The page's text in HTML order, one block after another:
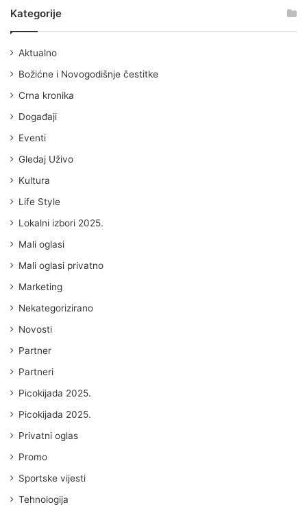
Kategorije
Aktualno
Božićne i Novogodišnje čestitke
Crna kronika
Događaji
Eventi
Gledaj Uživo
Kultura
Life Style
Lokalni izbori 2025.
Mali oglasi
Mali oglasi privatno
Marketing
Nekategorizirano
Novosti
Partner
Partneri
Picokijada 2025.
Picokijada 2025.
Privatni oglas
Promo
Sportske vijesti
Tehnologija